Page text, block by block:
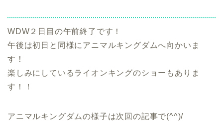
WDW２日目の午前終了です！
午後は初日と同様にアニマルキングダムへ向かいま
す！
楽しみにしているライオンキングのショーもありま
す！！
アニマルキングダムの様子は次回の記事で(^^)/